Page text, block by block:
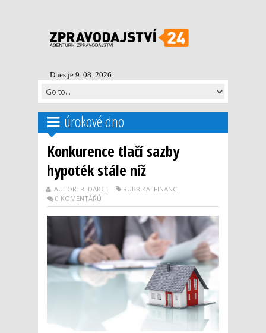
Dnes je 9. 08. 2026
úrokové dno
Konkurence tlačí sazby
hypoték stále níž
AUTOR: REDAKCE
RUBRIKA: FINANCE
0 KOMENTÁŘŮ